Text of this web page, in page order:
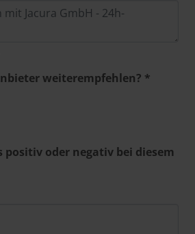
weiterempfehlen? *
positiv oder negativ bei diesem